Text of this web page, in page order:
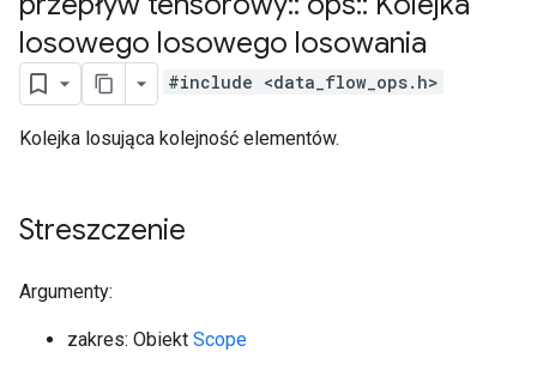
losowego losowego losowania
#include <data_flow_ops.h>
Kolejka losująca kolejność elementów.
Streszczenie
Argumenty:
zakres: Obiekt Scope